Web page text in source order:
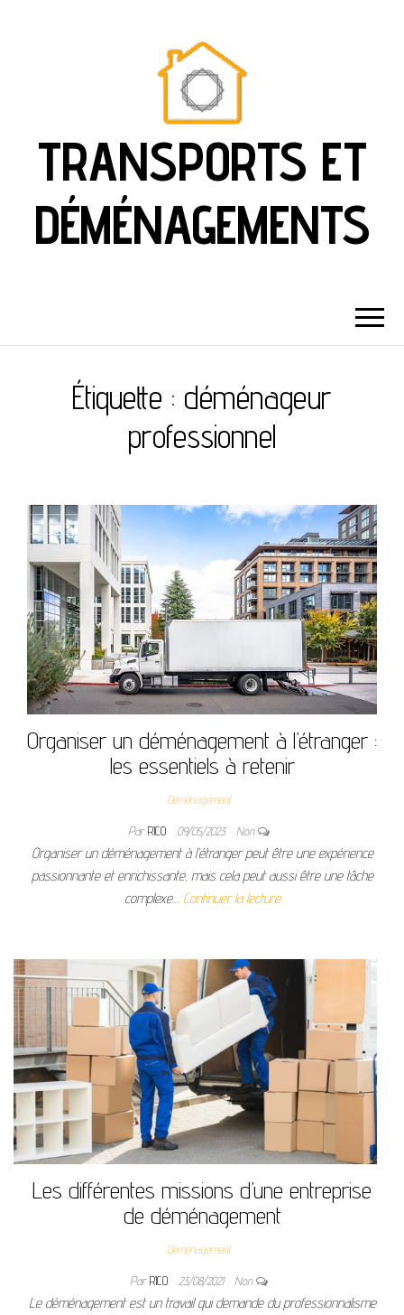
TRANSPORTS ET
DÉMÉNAGEMENTS
Étiquette : déménageur
professionnel
Organiser un déménagement à l’étranger :
les essentiels à retenir
Déménagement
ParRICO 09/05/2023 Non
Organiser un déménagement à l’étranger peut être une expérience
passionnante et enrichissante, mais cela peut aussi être une tâche
complexe… Continuer la lecture
Les différentes missions d’une entreprise
de déménagement
Déménagement
ParRICO 23/08/2021 Non
Le déménagement est un travail qui demande du professionnalisme